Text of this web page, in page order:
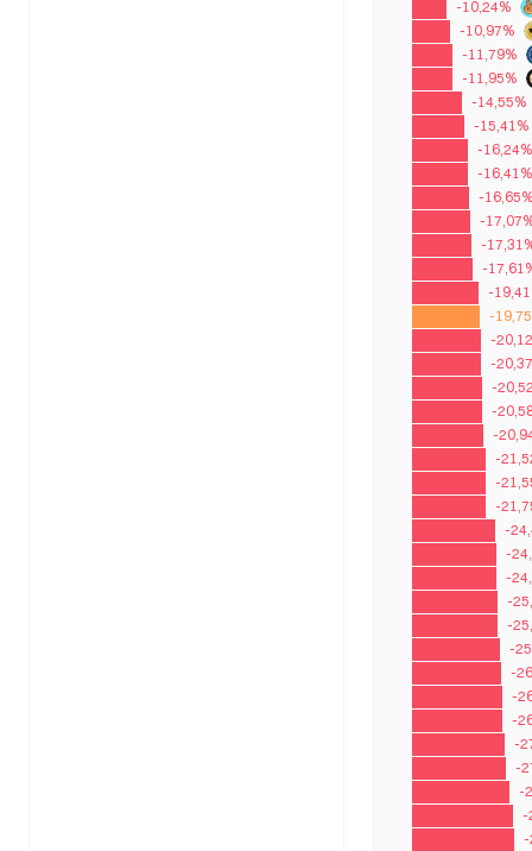
-10,24%
-10,97%
-11,79%
-11,95%
-14,55%
-15,41%
-16,24%
-16,41%
-16,65%
-
-
-
-
-
-
-
-
-
-
-
-
-
-
-
-
-
-
-
-
-
-
-
-
-
-
-